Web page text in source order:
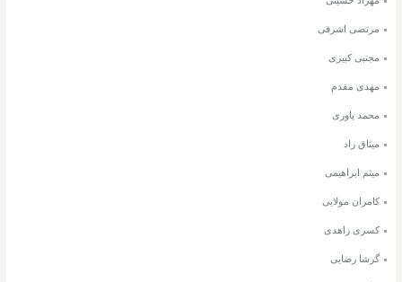
مرتضی اشرفی
مجتبی کبیری
مهدی مقدم
محمد یاوری
میثاق راد
میثم ابراهیمی
کامران مولایی
کسری زاهدی
گرشا رضایی